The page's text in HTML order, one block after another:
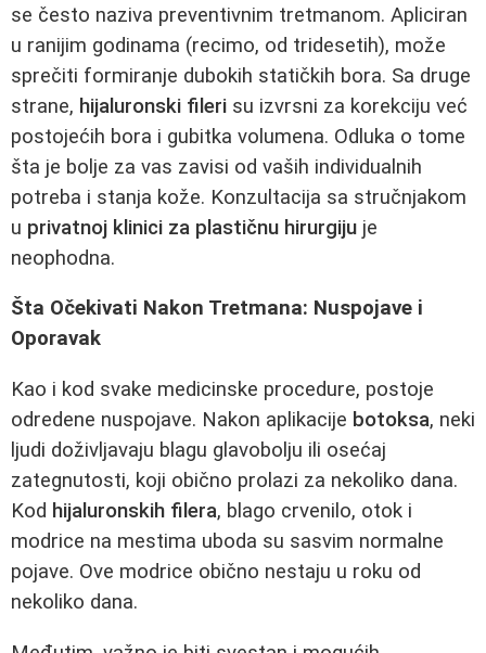
se često naziva preventivnim tretmanom. Apliciran
u ranijim godinama (recimo, od tridesetih), može
sprečiti formiranje dubokih statičkih bora. Sa druge
strane, hijaluronski fileri su izvrsni za korekciju već
postojećih bora i gubitka volumena. Odluka o tome
šta je bolje za vas zavisi od vaših individualnih
potreba i stanja kože. Konzultacija sa stručnjakom
u privatnoj klinici za plastičnu hirurgiju je
neophodna.
Šta Očekivati Nakon Tretmana: Nuspojave i
Oporavak
Kao i kod svake medicinske procedure, postoje
odredene nuspojave. Nakon aplikacije botoksa, neki
ljudi doživljavaju blagu glavobolju ili osećaj
zategnutosti, koji obično prolazi za nekoliko dana.
Kod hijaluronskih filera, blago crvenilo, otok i
modrice na mestima uboda su sasvim normalne
pojave. Ove modrice obično nestaju u roku od
nekoliko dana.